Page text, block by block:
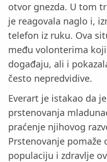
otvor gnezda. U tom
je reagovala naglo i,
telefon iz ruku. Ova
među volonterima
događaju, ali i
često nepredvidive.
Everart je istakao da
prstenovanja
praćenje njihovog
Prstenovanje
populaciju i zdravlje